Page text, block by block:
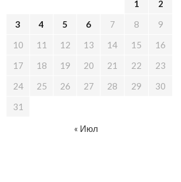
1
2
3
4 5 6 7 8
9
10
11 12 13 14 15
16
17
18 19 20 21 22
23
24
25 26 27 28 29
30
31
« Июл